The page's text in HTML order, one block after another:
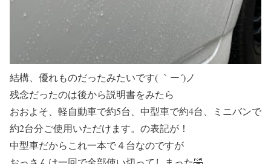
結構、優れものだったみたいです( ｀ー´)ノ
残念だったのは後から説明書をみたら
おおよそ、軽自動車で約5台、中型車で約4台、ミニバンで
約2台分ご使用いただけます。の表記が！
中型車だからこれ一本で４台なのですが